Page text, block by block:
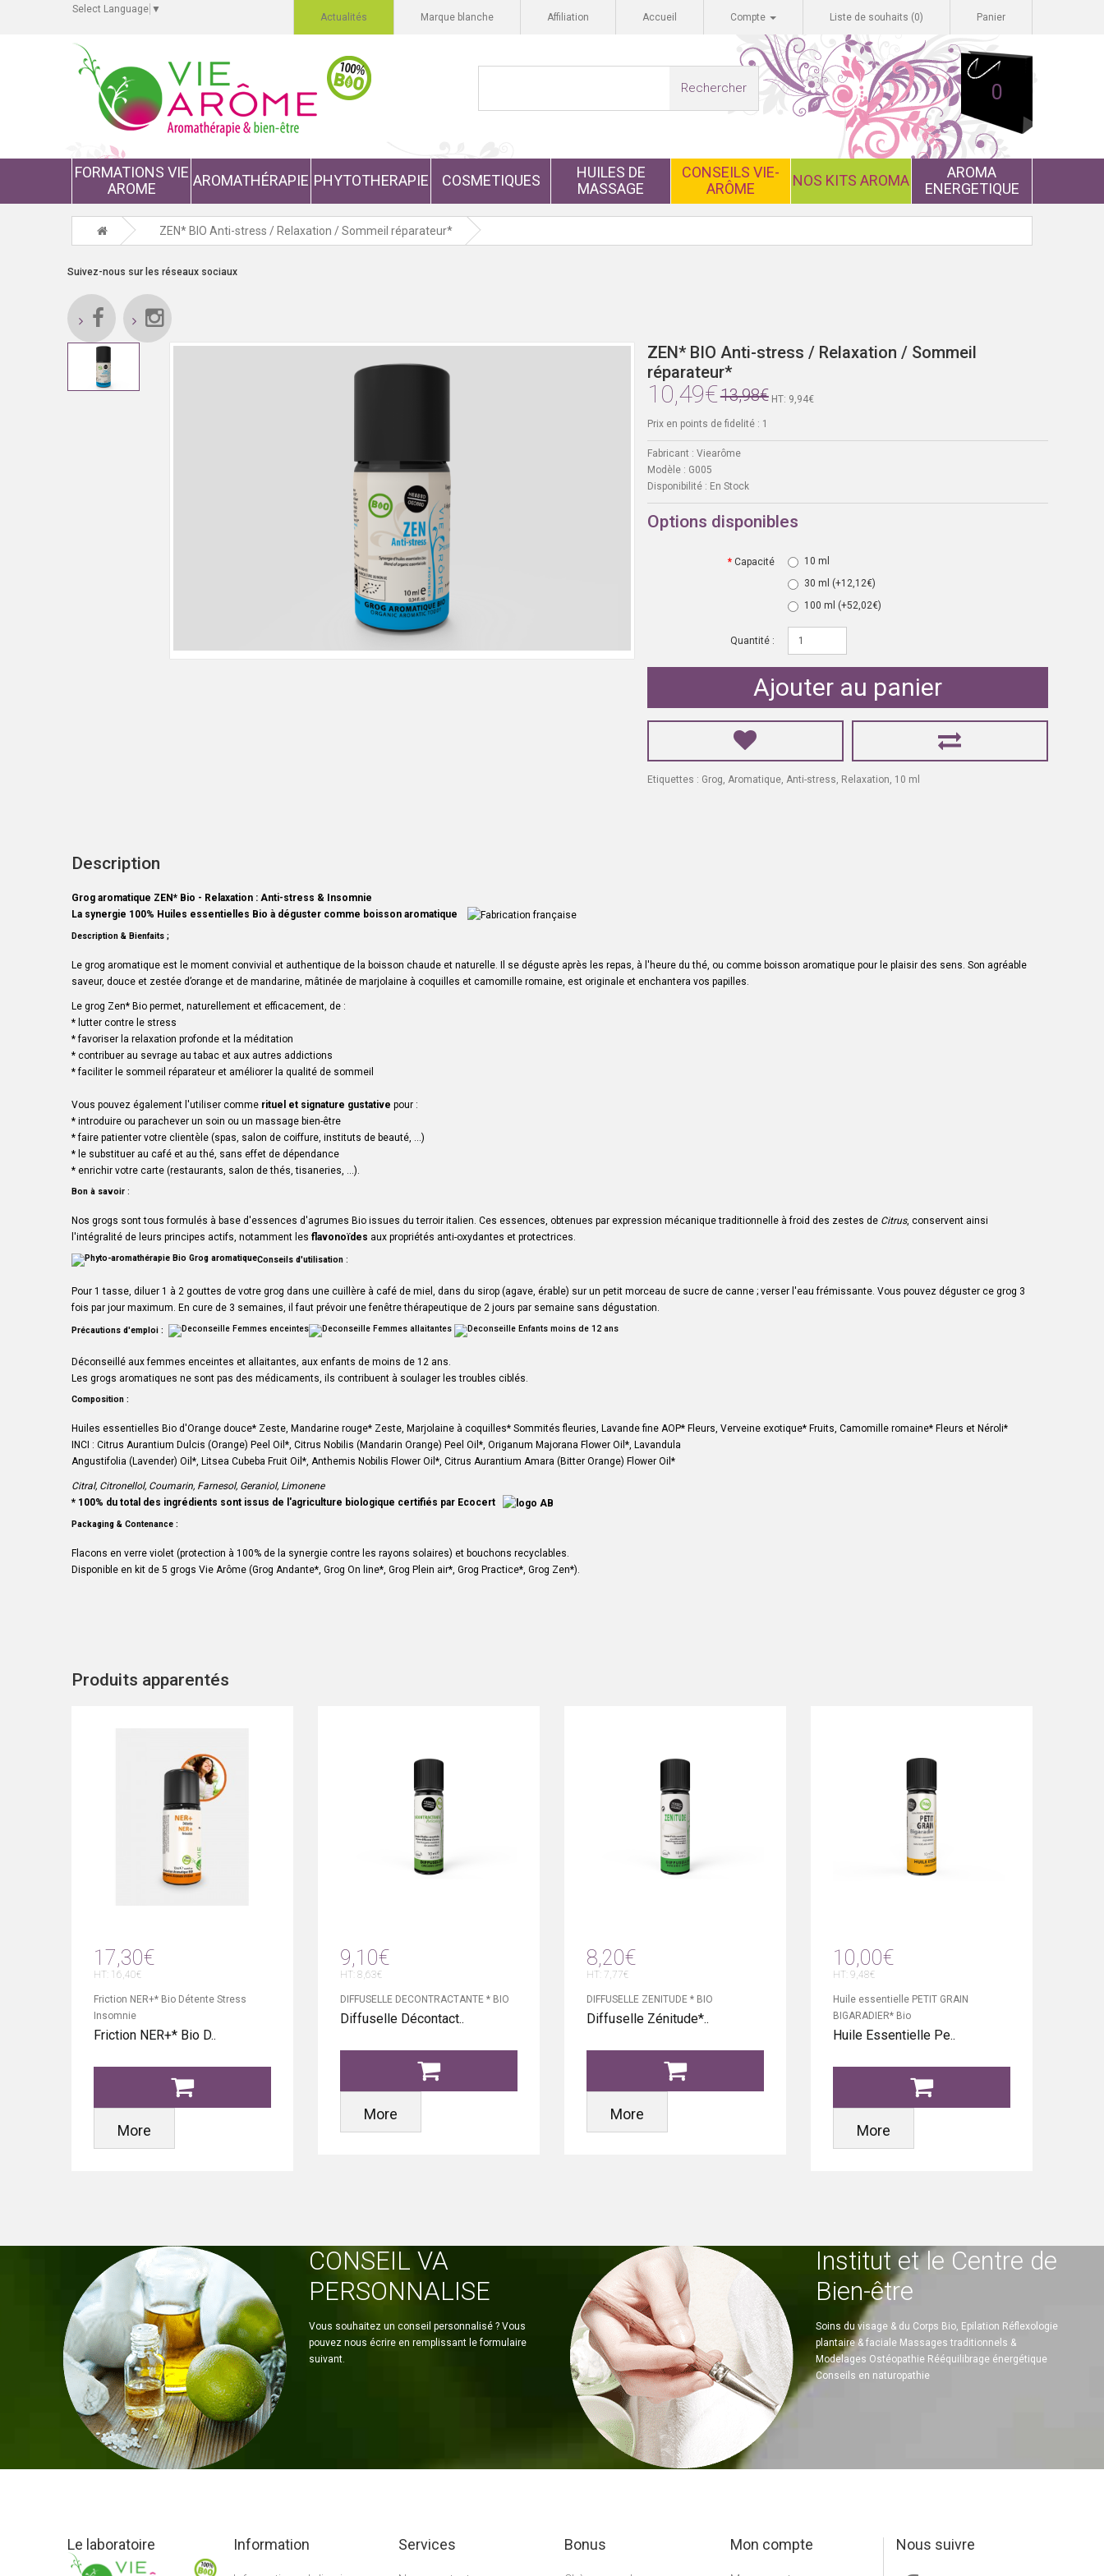
Select Language ▼
Actualités Marque blanche Affiliation Accueil Compte Liste de souhaits (0) Panier
0
Rechercher
FORMATIONS VIE
AROME
AROMATHÉRAPIE PHYTOTHERAPIE COSMETIQUES
HUILES DE
MASSAGE
CONSEILS VIE-
ARÔME
NOS KITS AROMA
AROMA
ENERGETIQUE
ZEN* BIO Anti-stress / Relaxation / Sommeil réparateur*
Suivez-nous sur les réseaux sociaux
ZEN* BIO Anti-stress / Relaxation / Sommeil
réparateur*
10,49€13,98€ HT: 9,94€
Prix en points de fidelité : 1
Fabricant : Viearôme
Modèle : G005
Disponibilité : En Stock
Options disponibles
Capacité
10 ml
30 ml (+12,12€)
100 ml (+52,02€)
Quantité :
Ajouter au panier
Etiquettes : Grog, Aromatique, Anti-stress, Relaxation, 10 ml
Description
Grog aromatique ZEN* Bio - Relaxation : Anti-stress & Insomnie
La synergie 100% Huiles essentielles Bio à déguster comme boisson aromatique
Description & Bienfaits ;
Le grog aromatique est le moment convivial et authentique de la boisson chaude et naturelle. Il se déguste après les repas, à l'heure du thé, ou comme boisson aromatique pour le plaisir des sens. Son agréable
saveur, douce et zestée d’orange et de mandarine, mâtinée de marjolaine à coquilles et camomille romaine, est originale et enchantera vos papilles.
Le grog Zen* Bio permet, naturellement et efficacement, de :
* lutter contre le stress
*favoriser la relaxation profonde et la méditation
* contribuer au sevrage au tabac et aux autres addictions
*faciliter le sommeil réparateur et améliorer la qualité de sommeil
Vous pouvez également l'utiliser comme rituel et signature gustative pour :
* introduire ou parachever un soin ou un massage bien-être
* faire patienter votre clientèle (spas, salon de coiffure, instituts de beauté, ...)
* le substituer au café et au thé, sans effet de dépendance
* enrichir votre carte (restaurants, salon de thés, tisaneries, ...).
Bon à savoir :
Nos grogs sont tous formulés à base d'essences d'agrumes Bio issues du terroir italien. Ces essences, obtenues par expression mécanique traditionnelle à froid des zestes de Citrus, conservent ainsi
l'intégralité de leurs principes actifs, notamment les flavonoïdes aux propriétés anti-oxydantes et protectrices.
Conseils d'utilisation :
Pour 1 tasse, diluer 1 à 2 gouttes de votre grog dans une cuillère à café de miel, dans du sirop (agave, érable) sur un petit morceau de sucre de canne ; verser l'eau frémissante. Vous pouvez déguster ce grog 3
fois par jour maximum. En cure de 3 semaines, il faut prévoir une fenêtre thérapeutique de 2 jours par semaine sans dégustation.
Précautions d'emploi :
Déconseillé aux femmes enceintes et allaitantes, aux enfants de moins de 12 ans.
Les grogs aromatiques ne sont pas des médicaments, ils contribuent à soulager les troubles ciblés.
Composition :
Huiles essentielles Bio d'Orange douce* Zeste, Mandarine rouge* Zeste, Marjolaine à coquilles* Sommités fleuries, Lavande fine AOP* Fleurs, Verveine exotique* Fruits, Camomille romaine* Fleurs et Néroli*
INCI : Citrus Aurantium Dulcis (Orange) Peel Oil*, Citrus Nobilis (Mandarin Orange) Peel Oil*, Origanum Majorana Flower Oil*, Lavandula
Angustifolia (Lavender) Oil*, Litsea Cubeba Fruit Oil*, Anthemis Nobilis Flower Oil*, Citrus Aurantium Amara (Bitter Orange) Flower Oil*
Citral, Citronellol, Coumarin, Farnesol, Geraniol, Limonene
* 100% du total des ingrédients sont issus de l'agriculture biologique certifiés par Ecocert
Packaging & Contenance :
Flacons en verre violet (protection à 100% de la synergie contre les rayons solaires) et bouchons recyclables.
Disponible en kit de 5 grogs Vie Arôme (Grog Andante*, Grog On line*, Grog Plein air*, Grog Practice*, Grog Zen*).
Produits apparentés
17,30€
HT: 16,40€
Friction NER+* Bio Détente Stress
Insomnie
Friction NER+* Bio D..
More
9,10€
HT: 8,63€
DIFFUSELLE DECONTRACTANTE * BIO
Diffuselle Décontact..
More
8,20€
HT: 7,77€
DIFFUSELLE ZENITUDE * BIO
Diffuselle Zénitude*..
More
10,00€
HT: 9,48€
Huile essentielle PETIT GRAIN
BIGARADIER* Bio
Huile Essentielle Pe..
More
CONSEIL VA
PERSONNALISE
Vous souhaitez un conseil personnalisé ? Vous
pouvez nous écrire en remplissant le formulaire
suivant.
Institut et le Centre de
Bien-être
Soins du visage & du Corps Bio, Epilation Réflexologie
plantaire & faciale Massages traditionnels &
Modelages Ostéopathie Rééquilibrage énergétique
Conseils en naturopathie
Le laboratoire Information Services Bonus Mon compte Nous suivre